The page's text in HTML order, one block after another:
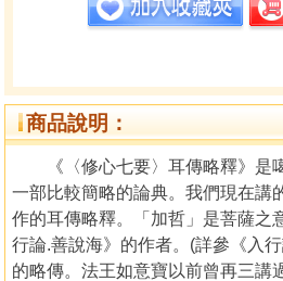
商品說明：
《〈修心七要〉耳傳略釋》是
一部比較簡略的論典。我們現在講
作的耳傳略釋。「加哲」是菩薩之
行論.善說海》的作者。(詳參《入
的略傳。法王如意寶以前曾再三講